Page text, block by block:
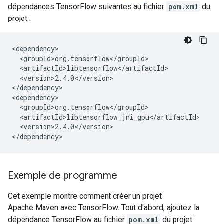
dépendances TensorFlow suivantes au fichier pom.xml du
projet :
<version>2.4.0</version>
</dependency>
<version>2.4.0</version>
Exemple de programme
Cet exemple montre comment créer un projet
Apache Maven avec TensorFlow. Tout d'abord, ajoutez la
dépendance TensorFlow au fichier pom.xml du projet :